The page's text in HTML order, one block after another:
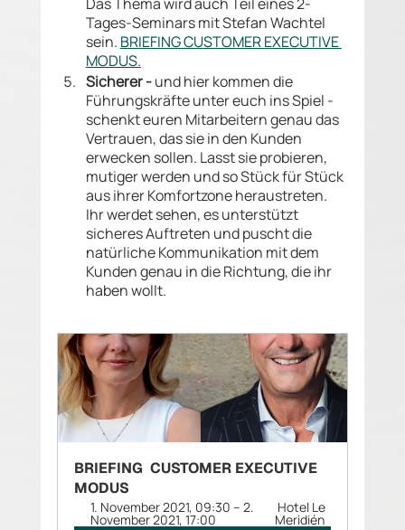
Tages-Seminars mit Stefan Wachtel
sein. BRIEFING CUSTOMER EXECUTIVE
MODUS.
Sicherer - und hier kommen die
Führungskräfte unter euch ins Spiel -
schenkt euren Mitarbeitern genau das
Vertrauen, das sie in den Kunden
erwecken sollen. Lasst sie probieren,
mutiger werden und so Stück für Stück
aus ihrer Komfortzone heraustreten.
Ihr werdet sehen, es unterstützt
sicheres Auftreten und puscht die
natürliche Kommunikation mit dem
Kunden genau in die Richtung, die ihr
haben wollt.
BRIEFING  CUSTOMER EXECUTIVE
MODUS
1. November 2021, 09:30 – 2.
November 2021, 17:00
Meridién